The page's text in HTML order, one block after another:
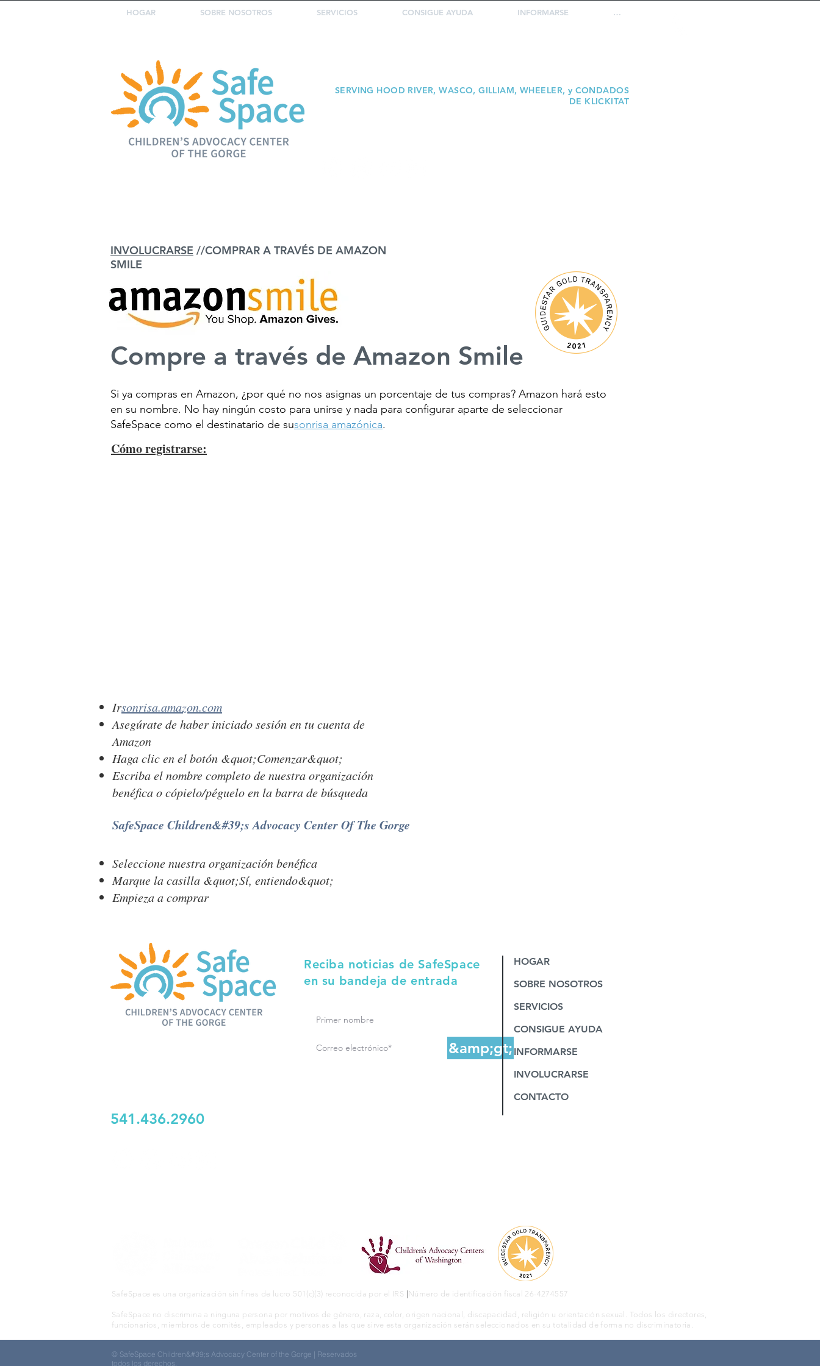
HOGAR SOBRE NOSOTROS SERVICIOS CONSIGUE AYUDA INFORMARSE …
SERVING HOOD RIVER, WASCO, GILLIAM, WHEELER, y CONDADOS
DE KLICKITAT
INVOLUCRARSE //COMPRAR A TRAVÉS DE AMAZON
SMILE
Compre a través de Amazon Smile
Si ya compras en Amazon, ¿por qué no nos asignas un porcentaje de tus compras? Amazon hará esto
en su nombre. No hay ningún costo para unirse y nada para configurar aparte de seleccionar
SafeSpace como el destinatario de susonrisa amazónica.
Cómo registrarse:
Irsonrisa.amazon.com
Asegúrate de haber iniciado sesión en tu cuenta de
Amazon
Haga clic en el botón &quot;Comenzar&quot;
Escriba el nombre completo de nuestra organización
benéfica o cópielo/péguelo en la barra de búsqueda
SafeSpace Children&#39;s Advocacy Center Of The Gorge
Seleccione nuestra organización benéfica
Marque la casilla &quot;Sí, entiendo&quot;
Empieza a comprar
541.436.2960
Reciba noticias de SafeSpace
en su bandeja de entrada
&amp;gt;
HOGAR
SOBRE NOSOTROS
SERVICIOS
CONSIGUE AYUDA
INFORMARSE
INVOLUCRARSE
CONTACTO
SafeSpace es una organización sin fines de lucro 501(c)(3) reconocida por el IRS Número de identificación fiscal 26-4274557
SafeSpace no discrimina a ninguna persona por motivos de género, raza, color, origen nacional, discapacidad, religión u orientación sexual. Todos los directores,
funcionarios, miembros de comités, empleados y personas a las que sirve esta organización serán seleccionados en su totalidad de forma no discriminatoria.
© ​SafeSpace Children&#39;s Advocacy Center of the Gorge | Reservados
todos los derechos.